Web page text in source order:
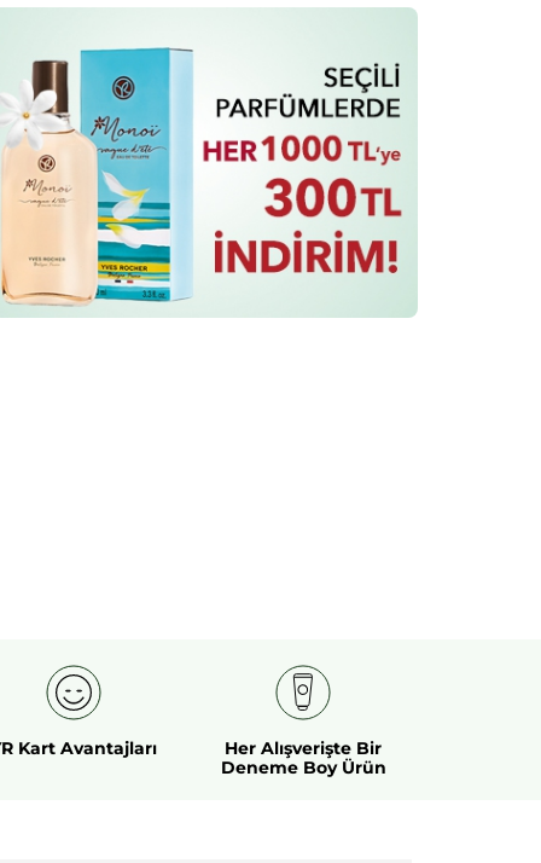
Kart Avantajları
Her Alışverişte Bir
Deneme Boy Ürün